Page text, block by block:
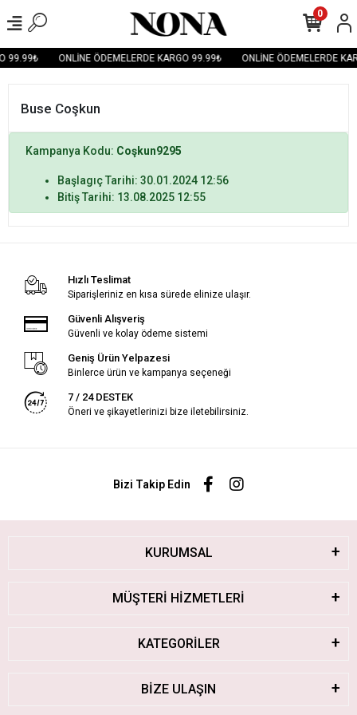
99.99₺ ONLİNE ÖDEMELERDE KARGO 99.99₺ ONLİNE ÖDEMELERDE
0
Buse Coşkun
Kampanya Kodu: Coşkun9295
Başlagıç Tarihi: 30.01.2024 12:56
Bitiş Tarihi: 13.08.2025 12:55
Hızlı Teslimat
Siparişleriniz en kısa sürede elinize ulaşır.
Güvenli Alışveriş
Güvenli ve kolay ödeme sistemi
Geniş Ürün Yelpazesi
Binlerce ürün ve kampanya seçeneği
7 / 24 DESTEK
Öneri ve şikayetlerinizi bize iletebilirsiniz.
Bizi Takip Edin
KURUMSAL
MÜŞTERİ HİZMETLERİ
KATEGORİLER
BİZE ULAŞIN